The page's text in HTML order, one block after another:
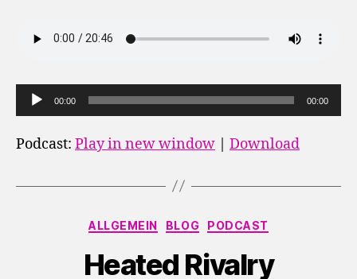
u
d
00:00 00:00
Podcast: Play in new window Download
Kategorien
ALLGEMEIN BLOG PODCAST
Heated Rivalry